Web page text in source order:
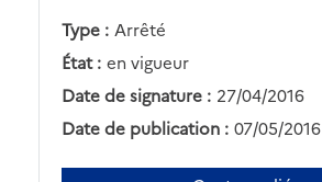
Type : Arrêté
État : en vigueur
Date de signature : 27/04/2016
Date de publication : 07/05/2016